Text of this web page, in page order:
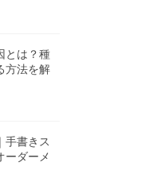
とは？種
方法を解
手書きス
ーダーメ